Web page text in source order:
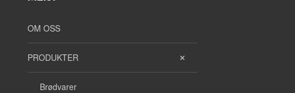
OM OSS
PRODUKTER
Brødvarer